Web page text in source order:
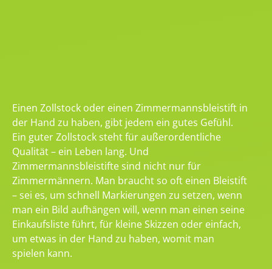
Einen Zollstock oder einen Zimmermannsbleistift in
der Hand zu haben, gibt jedem ein gutes Gefühl.
Ein guter Zollstock steht für außerordentliche
Qualität – ein Leben lang. Und
Zimmermannsbleistifte sind nicht nur für
Zimmermännern. Man braucht so oft einen Bleistift
– sei es, um schnell Markierungen zu setzen, wenn
man ein Bild aufhängen will, wenn man einen seine
Einkaufsliste führt, für kleine Skizzen oder einfach,
um etwas in der Hand zu haben, womit man
spielen kann.